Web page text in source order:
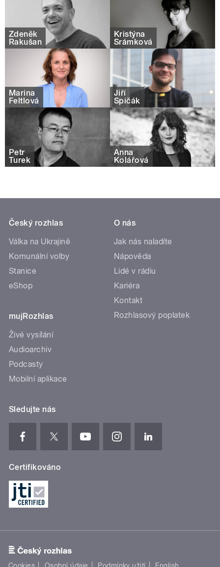
Zdeněk
Rakušan
Kristýna
Šrámková
Marina
Feltlová
Jiří
Špičák
Petr
Turek
Anna
Kolářová
Český rozhlas
Válka na Ukrajině
Komunální volby
Stanice
eShop
mujRozhlas
Živé vysílání
Audioarchiv
Podcasty
Mobilní aplikace
O nás
Jak nás naladíte
Nápověda
Lidé v rádiu
Kariéra
Kontakt
Rozhlasový poplatek
Sledujte nás
Certifikováno